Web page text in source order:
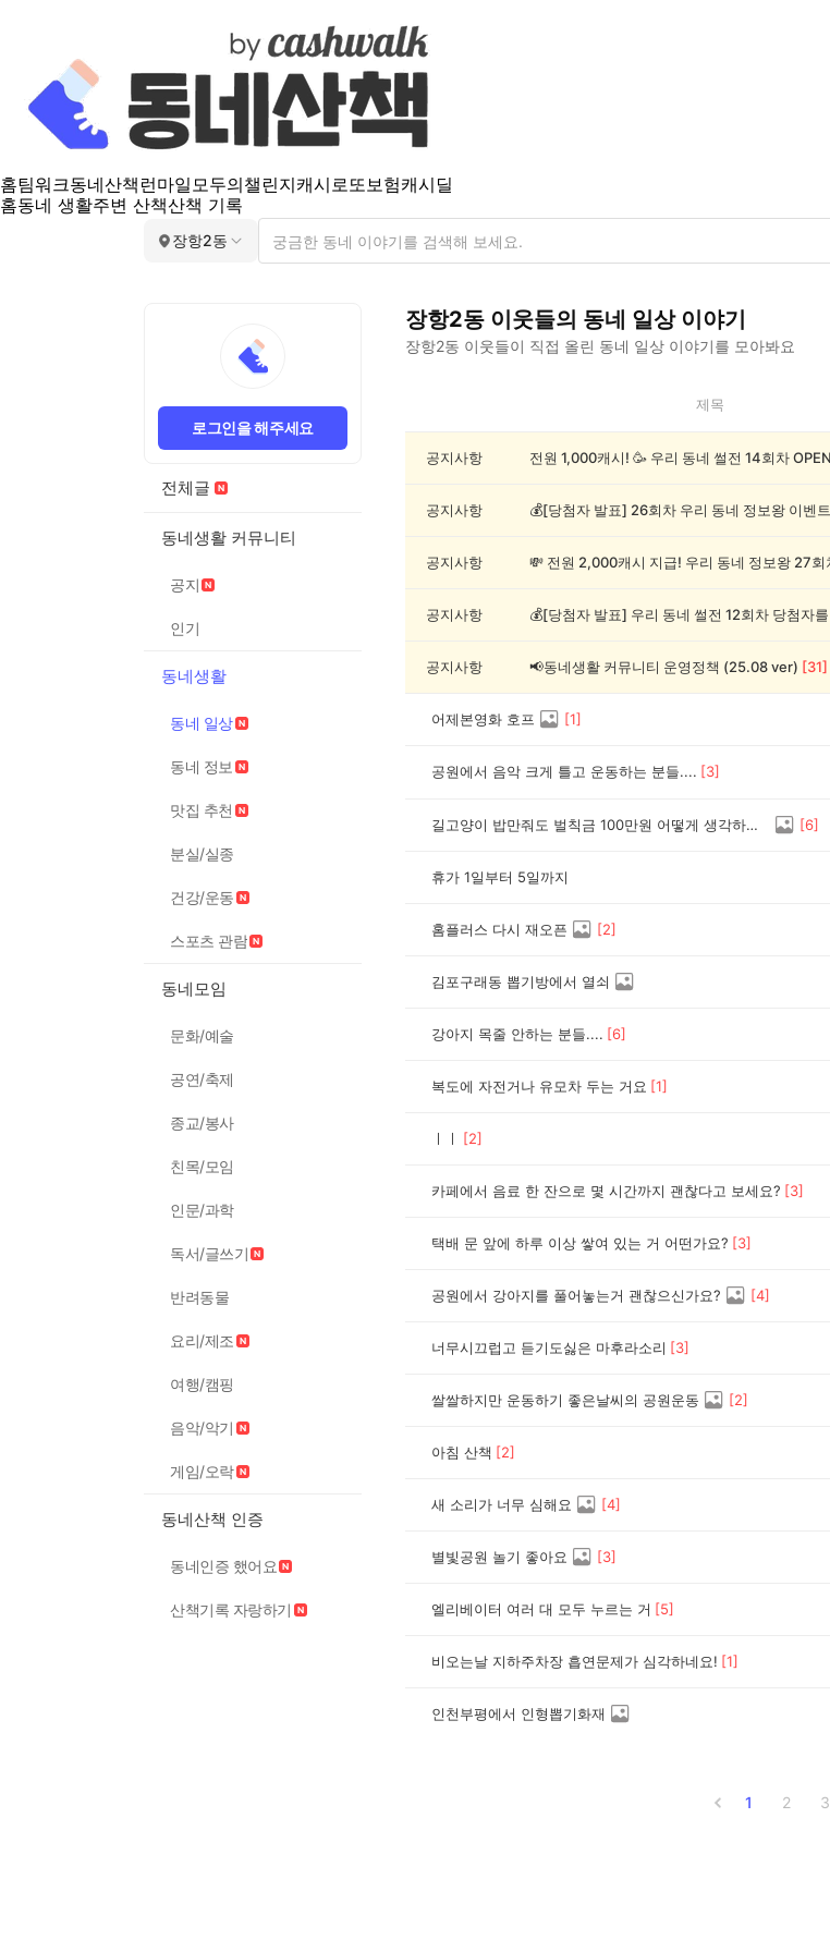
홈팀워크동네산책 런마일모두의챌린지캐시로또보험캐시딜
홈동네 생활주변 산책산책 기록
장항2동
로그인을 해주세요
전체글
동네생활 커뮤니티
공지
인기
동네생활
동네 일상
동네 정보
맛집 추천
분실/실종
건강/운동
스포츠 관람
동네모임
문화/예술
공연/축제
종교/봉사
친목/모임
인문/과학
독서/글쓰기
반려동물
요리/제조
여행/캠핑
음악/악기
게임/오락
동네산책 인증
동네인증 했어요
산책기록 자랑하기
장항2동 이웃들의 동네 일상이야기
장항2동 이웃들이 직접 올린 동네 일상 이야기를 모아봐요
2
제목
공지사항
공지사항
공지사항
공지사항
공지사항 📢동네생활 커뮤니티 운영정책 (25.08 ver) [31]
어제본영화 호프 [1]
공원에서 음악 크게 틀고 운동하는 분들.... [3]
길고양이 밥만줘도 벌칙금 100만원 어떻게 생각하세요.. [6]
휴가 1일부터 5일까지
홈플러스 다시 재오픈 [2]
김포구래동 뽑기방에서 열쇠
강아지 목줄 안하는 분들.... [6]
복도에 자전거나 유모차 두는 거요 [1]
ㅣㅣ [2]
카페에서 음료 한 잔으로 몇 시간까지 괜찮다고 보세요? [3]
택배 문 앞에 하루 이상 쌓여 있는 거 어떤가요? [3]
공원에서 강아지를 풀어놓는거 괜찮으신가요? [4]
너무시끄럽고 듣기도싫은 마후라소리 [3]
쌀쌀하지만 운동하기 좋은날씨의 공원운동 [2]
아침 산책 [2]
새 소리가 너무 심해요 [4]
별빛공원 놀기 좋아요 [3]
엘리베이터 여러 대 모두 누르는 거 [5]
비오는날 지하주차장 흡연문제가 심각하네요! [1]
인천부평에서 인형뽑기화재
1 2 3